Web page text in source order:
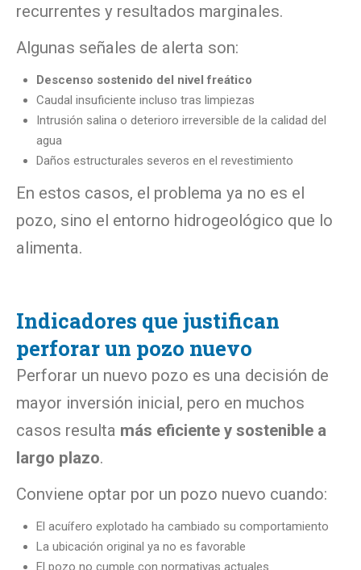
recurrentes y resultados marginales.
Algunas señales de alerta son:
Descenso sostenido del nivel freático
Caudal insuficiente incluso tras limpiezas
Intrusión salina o deterioro irreversible de la calidad del
agua
Daños estructurales severos en el revestimiento
En estos casos, el problema ya no es el
pozo, sino el entorno hidrogeológico que lo
alimenta.
Indicadores que justifican
perforar un pozo nuevo
Perforar un nuevo pozo es una decisión de
mayor inversión inicial, pero en muchos
casos resulta más eficiente y sostenible a
largo plazo.
Conviene optar por un pozo nuevo cuando:
El acuífero explotado ha cambiado su comportamiento
La ubicación original ya no es favorable
El pozo no cumple con normativas actuales